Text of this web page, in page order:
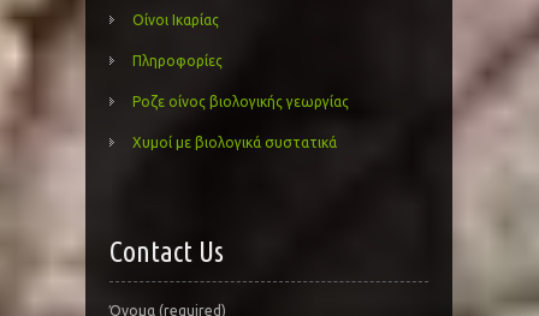
Οίνοι Ικαρίας
Πληροφορίες
Ροζε οίνος βιολογικής γεωργίας
Χυμοί με βιολογικά συστατικά
Contact Us
Όνομα (required)